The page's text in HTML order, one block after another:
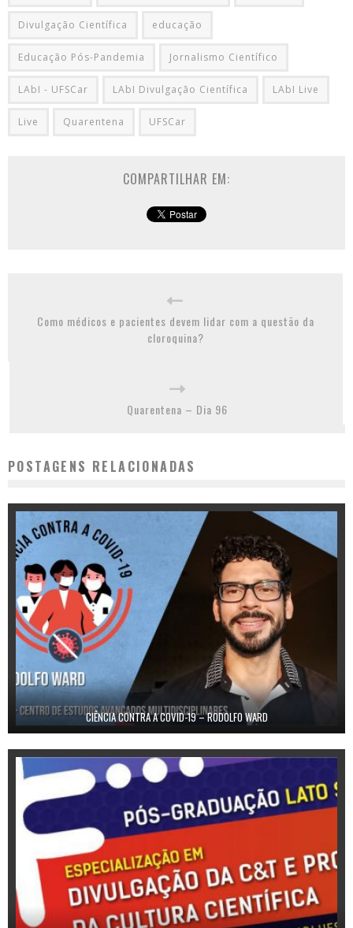
Divulgação Científica educação
Educação Pós-Pandemia Jornalismo Científico
LAbI - UFSCar LAbI Divulgação Científica LAbI Live
Live Quarentena UFSCar
COMPARTILHAR EM:
Como médicos e pacientes devem lidar com a questão da
cloroquina?
Quarentena – Dia 96
POSTAGENS RELACIONADAS
CIÊNCIA CONTRA A COVID-19 – RODOLFO WARD